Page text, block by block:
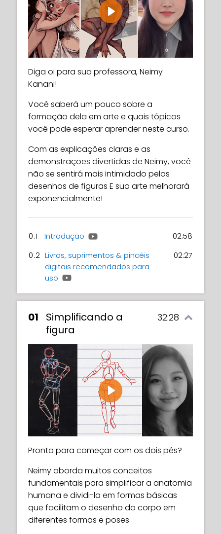
Play
Diga oi para sua professora, Neimy
Kanani!
Você saberá um pouco sobre a
formação dela em arte e quais tópicos
você pode esperar aprender neste curso.
Com as explicações claras e as
demonstrações divertidas de Neimy, você
não se sentirá mais intimidado pelos
desenhos de figuras E sua arte melhorará
exponencialmente!
0.1 Introdução
02:58
0.2 Livros, suprimentos & pincéis
digitais recomendados para
uso
02:27
01
Simplificando a
figura
32:28
Play
Pronto para começar com os dois pés?
Neimy aborda muitos conceitos
fundamentais para simplificar a anatomia
humana e dividi-la em formas básicas
que facilitam o desenho do corpo em
diferentes formas e poses.